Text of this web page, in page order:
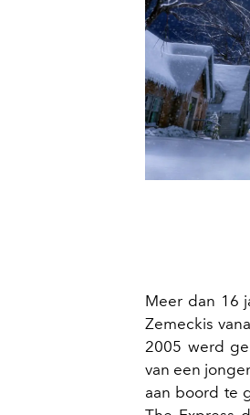
Meer dan 16
Zemeckis
2005 werd
van een
aan boord te